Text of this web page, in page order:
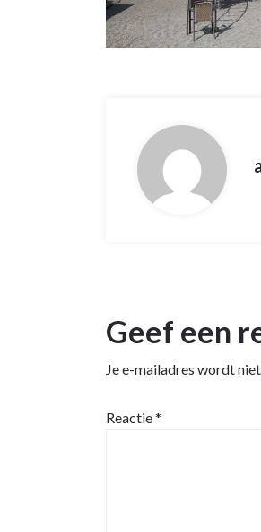
Geef een
Je e-mailadres wordt
Reactie*